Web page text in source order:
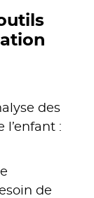
des
l’enfant :
de